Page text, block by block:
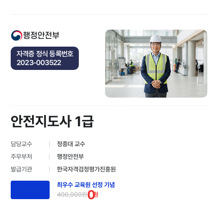
행정안전부
자격증 정식 등록번호
2023-003522
안전지도사 1급
담당교수
정종대 교수
주무부처
행정안전부
발급기관
한국자격검정평가진흥원
최우수 교육원 선정 기념
400,000원0원